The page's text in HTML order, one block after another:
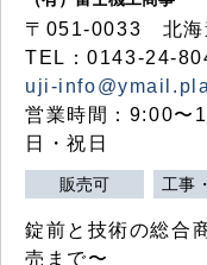
〒051-0033 北海
TEL：0143-24-
uji-
営業時間：9:00〜
日・祝日
販売可 工事
錠前と技術の総合
売まで〜